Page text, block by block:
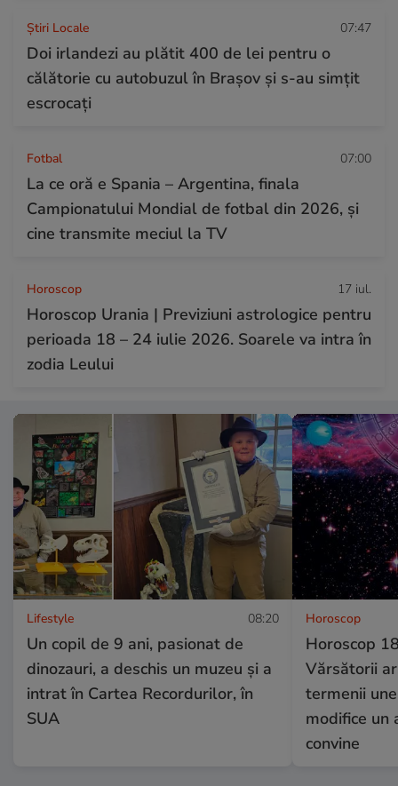
Știri Locale 07:47
Doi irlandezi au plătit 400 de lei pentru o
călătorie cu autobuzul în Brașov și s-au simțit
escrocați
Fotbal 07:00
La ce oră e Spania – Argentina, finala
Campionatului Mondial de fotbal din 2026, și
cine transmite meciul la TV
Horoscop 17 iul.
Horoscop Urania | Previziuni astrologice pentru
perioada 18 – 24 iulie 2026. Soarele va intra în
zodia Leului
Lifestyle 08:20
Un copil de 9 ani, pasionat de
dinozauri, a deschis un muzeu și a
intrat în Cartea Recordurilor, în
SUA
Horoscop
Horoscop
Vărsătorii
termenii
modifice un
convine